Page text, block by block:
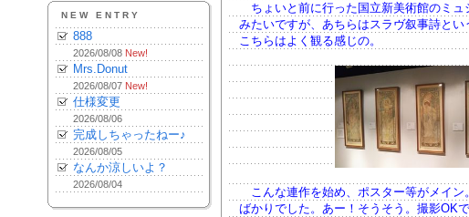
NEW ENTRY
888
2026/08/08 New!
Mrs.Donut
2026/08/07 New!
仕様変更
2026/08/06
完成しちゃったねー♪
2026/08/05
なんか涼しいよ？
2026/08/04
ちょいと前に行った国立新美術館のミュ
みたいですが、あちらはスラヴ叙事詩とい
こちらはよく観る感じの。
こんな連作を始め、ポスター等がメイン
ばかりでした。あー！そうそう。撮影OKで